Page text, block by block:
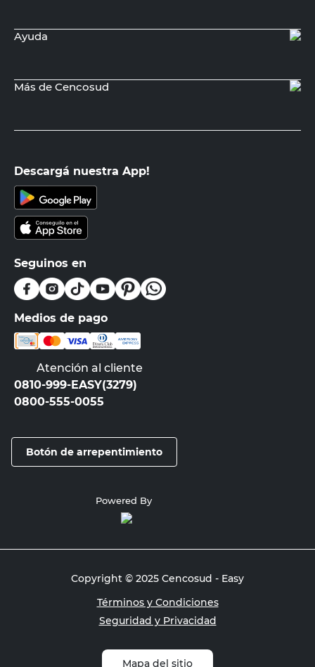
Ayuda
Más de Cencosud
Descargá nuestra App!
Seguinos en
Medios de pago
Atención al cliente
0810-999-EASY(3279)
0800-555-0055
Botón de arrepentimiento
Powered By
Copyright © 2025 Cencosud - Easy
Términos y Condiciones
Seguridad y Privacidad
Mapa del sitio